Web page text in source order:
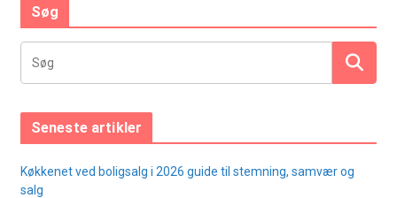
Søg
Seneste artikler
Køkkenet ved boligsalg i 2026 guide til stemning, samvær og
salg